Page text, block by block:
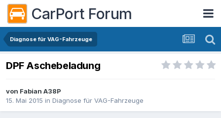
CarPort Forum
Diagnose für VAG-Fahrzeuge
DPF Aschebeladung
von Fabian A38P
15. Mai 2015 in Diagnose für VAG-Fahrzeuge